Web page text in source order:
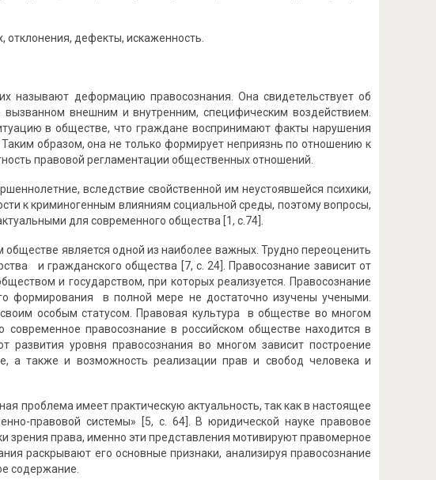
дефекты, искаженность.
называют деформацию правосознания. Она свидетельствует об
внешним и внутренним, специфическим воздействием.
в обществе, что граждане воспринимают факты нарушения
образом, она не только формирует неприязнь по отношению к
правовой регламентации общественных отношений.
вследствие свойственной им неустоявшейся психики,
к криминогенным влияниям социальной среды, поэтому вопросы,
для современного общества [1, с.74].
является одной из наиболее важных. Трудно переоценить
и гражданского общества [7, с. 24]. Правосознание зависит от
и государством, при которых реализуется. Правосознание
формирования в полной мере не достаточно изучены учеными.
особым статусом. Правовая культура в обществе во многом
современное правосознание в российском обществе находится в
уровня правосознания во многом зависит построение
а также и возможность реализации прав и свобод человека и
проблема имеет практическую актуальность, так как в настоящее
правовой системы» [5, с. 64]. В юридической науке правовое
зрения права, именно эти представления мотивируют правомерное
раскрывают его основные признаки, анализируя правосознание
содержание.